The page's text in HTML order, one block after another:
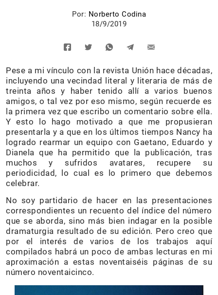
Por: Norberto Codina
18/9/2019
Pese a mi vínculo con la revista Unión hace décadas,
incluyendo una vecindad literal y literaria de más de
treinta años y haber tenido allí a varios buenos
amigos, o tal vez por eso mismo, según recuerde es
la primera vez que escribo un comentario sobre ella.
Y esto lo hago motivado a que me propusieran
presentarla y a que en los últimos tiempos Nancy ha
logrado rearmar un equipo con Gaetano, Eduardo y
Dianela que ha permitido que la publicación, tras
muchos y sufridos avatares, recupere su
periodicidad, lo cual es lo primero que debemos
celebrar.
No soy partidario de hacer en las presentaciones
correspondientes un recuento del índice del número
que se aborda, sino más bien indagar en la posible
dramaturgia resultado de su edición. Pero creo que
por el interés de varios de los trabajos aquí
compilados habrá un poco de ambas lecturas en mi
aproximación a estas noventaiséis páginas de su
número noventaicinco.